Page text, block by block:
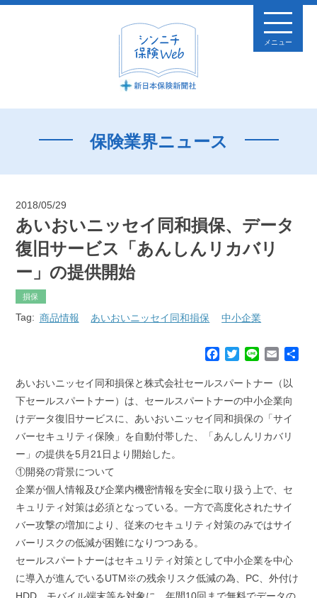
メニュー
保険業界ニュース
2018/05/29
あいおいニッセイ同和損保、データ
復旧サービス「あんしんリカバリ
ー」の提供開始
損保
Tag: 商品情報 あいおいニッセイ同和損保 中小企業
c
o
o
T
i
t
e
r
n
e
E
a
i
あいおいニッセイ同和損保と株式会社セールスパートナー（以
下セールスパートナー）は、セールスパートナーの中小企業向
けデータ復旧サービスに、あいおいニッセイ同和損保の「サイ
バーセキュリティ保険」を自動付帯した、「あんしんリカバリ
ー」の提供を5月21日より開始した。
①開発の背景について
企業が個人情報及び企業内機密情報を安全に取り扱う上で、セ
キュリティ対策は必須となっている。一方で高度化されたサイ
バー攻撃の増加により、従来のセキュリティ対策のみではサイ
バーリスクの低減が困難になりつつある。
セールスパートナーはセキュリティ対策として中小企業を中心
に導入が進んでいるUTM※の残余リスク低減の為、PC、外付け